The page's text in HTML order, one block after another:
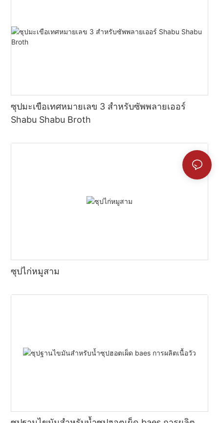
ซุปมะเขือเทศหมายเลข 3 สำหรับซัพพลายเออร์
Shabu Shabu Broth
ซุปไก่หมูสาม